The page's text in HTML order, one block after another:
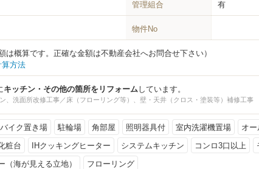
管理組合 有
物件No
は概算です。正確な金額は不動産会社へお問合せ下さい）
方法
キッチン・その他の箇所をリフォーム しています。
、洗面所改修工事／床（フローリング等）、壁・天井（クロス・塗装等）補修工事
バイク置き場 駐輪場 角部屋 照明器具付 室内洗濯機置場 オ
粧台
IHクッキングヒーター システムキッチン コンロ3口以上
（海が見える立地）
フローリング